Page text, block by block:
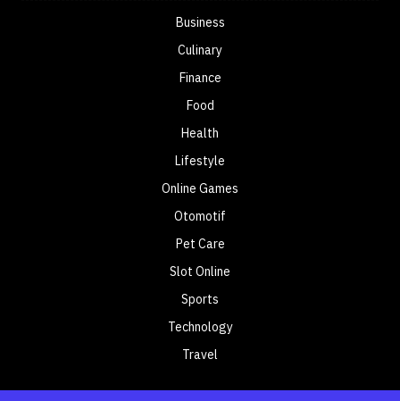
Business
Culinary
Finance
Food
Health
Lifestyle
Online Games
Otomotif
Pet Care
Slot Online
Sports
Technology
Travel